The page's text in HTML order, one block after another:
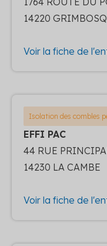
14220 GRIMBOSQ
Voir la fiche de
Isolation des combles
EFFI PAC
44 RUE
14230 LA CAMBE
Voir la fiche de